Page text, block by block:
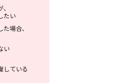
たい
場合、
い
している